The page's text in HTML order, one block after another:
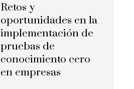
Retos y
oportunidades en la
implementación de
pruebas de
conocimiento cero
en empresas